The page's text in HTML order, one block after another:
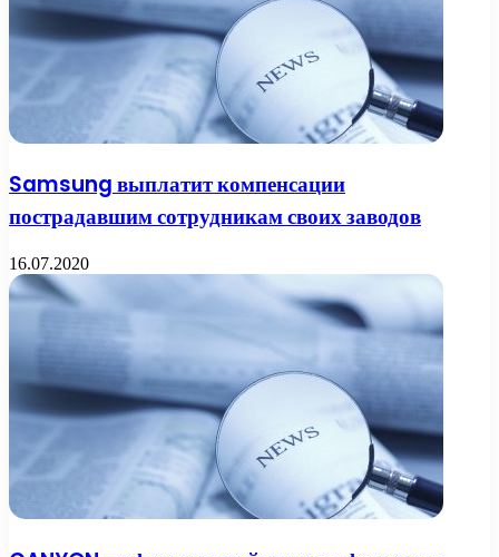
Samsung выплатит компенсации
пострадавшим сотрудникам своих заводов
16.07.2020